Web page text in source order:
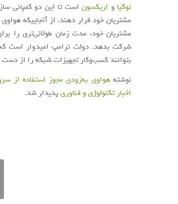
نوکیا و اریکسوناست تا این دو کمپانی
مشتریان خود قرار دهند. از آنجاییکه
مشتریان خود، مدت زمان طولانی‌تری را
شرکت بدهد. دولت ترامپ امیدوار است
بتوانند کسب‌وکار تجهیزات شبکه را از دست
نوشتههواوی به‌زودی مجوز استفاده از
اخبار تکنولوژی و فناوری پدیدار شد.